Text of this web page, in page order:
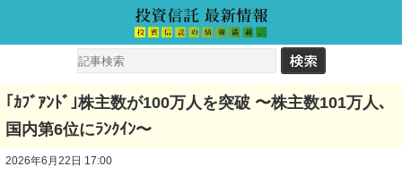
｢ｶﾌﾞｱﾝﾄﾞ｣株主数が100万人を突破 〜株主数101万人､
国内第6位にﾗﾝｸｲﾝ〜
2026年6月22日 17:00